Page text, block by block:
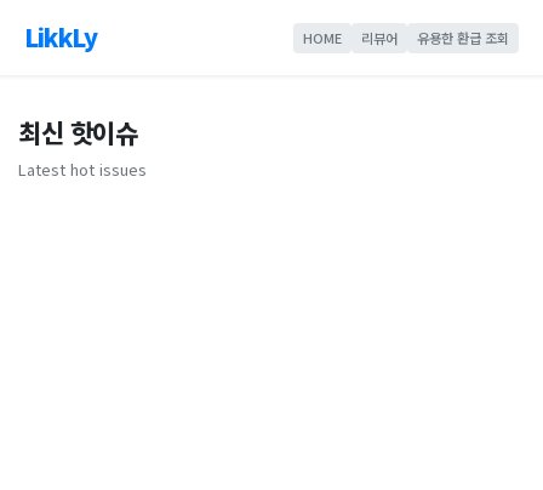
LikkLy HOME 리뷰어 유용한 환급 조회
최신 핫이슈
Latest hot issues